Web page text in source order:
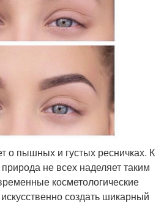
о пышных и густых ресничках. К
не всех наделяет таким
косметологические
создать шикарный